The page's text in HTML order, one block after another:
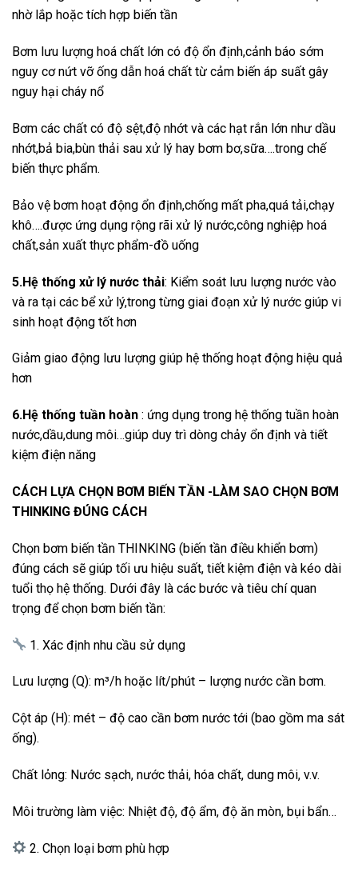
nhờ lắp hoặc tích hợp biến tần
Bơm lưu lượng hoá chất lớn có độ ổn định,cảnh báo sớm
nguy cơ nứt vỡ ống dẫn hoá chất từ cảm biến áp suất gây
nguy hại cháy nổ
Bơm các chất có độ sệt,độ nhớt và các hạt rắn lớn như dầu
nhớt,bả bia,bùn thải sau xử lý hay bơm bơ,sữa….trong chế
biến thực phẩm.
Bảo vệ bơm hoạt động ổn định,chống mất pha,quá tải,chạy
khô….được ứng dụng rộng rãi xử lý nước,công nghiệp hoá
chất,sản xuất thực phẩm-đồ uống
5.Hệ thống xử lý nước thải: Kiểm soát lưu lượng nước vào
và ra tại các bể xử lý,trong từng giai đoạn xử lý nước giúp vi
sinh hoạt động tốt hơn
Giảm giao động lưu lượng giúp hệ thống hoạt động hiệu quả
hơn
6.Hệ thống tuần hoàn : ứng dụng trong hệ thống tuần hoàn
nước,dầu,dung môi…giúp duy trì dòng chảy ổn định và tiết
kiệm điện năng
CÁCH LỰA CHỌN BƠM BIẾN TẦN -LÀM SAO CHỌN BƠM
THINKING ĐÚNG CÁCH
Chọn bơm biến tần THINKING (biến tần điều khiển bơm)
đúng cách sẽ giúp tối ưu hiệu suất, tiết kiệm điện và kéo dài
tuổi thọ hệ thống. Dưới đây là các bước và tiêu chí quan
trọng để chọn bơm biến tần:
1. Xác định nhu cầu sử dụng
Lưu lượng (Q): m³/h hoặc lít/phút – lượng nước cần bơm.
Cột áp (H): mét – độ cao cần bơm nước tới (bao gồm ma sát
ống).
Chất lỏng: Nước sạch, nước thải, hóa chất, dung môi, v.v.
Môi trường làm việc: Nhiệt độ, độ ẩm, độ ăn mòn, bụi bẩn…
2. Chọn loại bơm phù hợp